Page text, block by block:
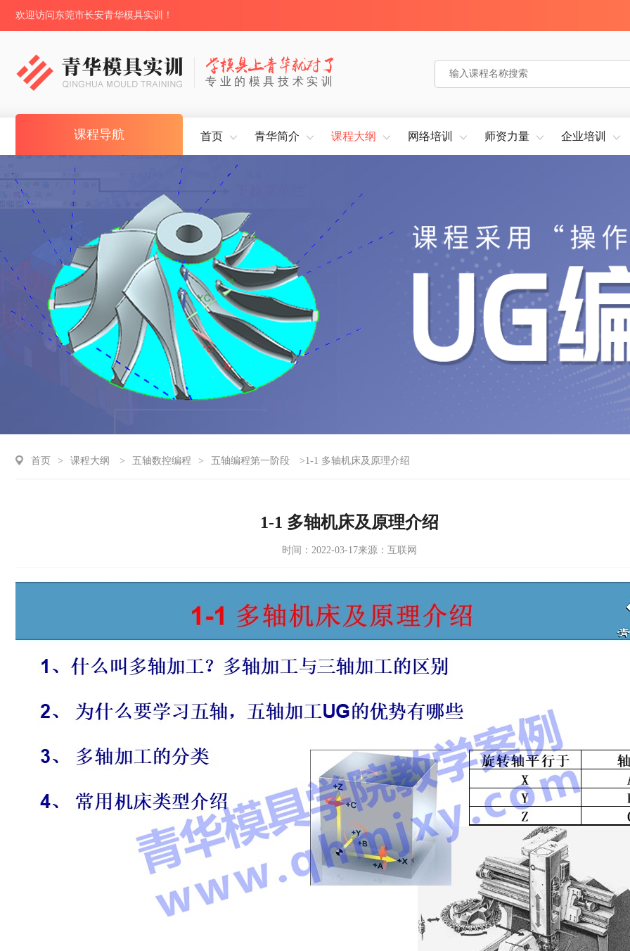
欢迎访问东莞市长安青华模具实训！
专业的模具技术实训
课程导航 首页 青华简介 课程大纲 网络培训 师资力量 企业培训
首页 > 课程大纲 > 五轴数控编程 > 五轴编程第一阶段 >1-1 多轴机床及原理介绍
1-1 多轴机床及原理介绍
时间：2022-03-17来源：互联网